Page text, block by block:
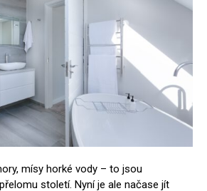
mísy horké vody – to jsou
století. Nyní je ale načase jít